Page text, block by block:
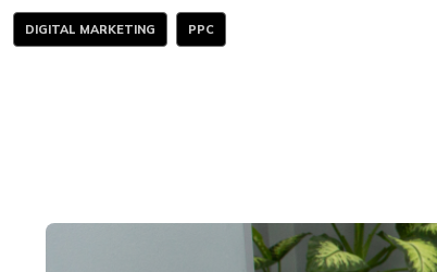
DIGITAL MARKETING PPC